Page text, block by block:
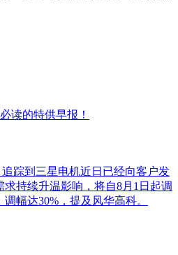
读的特供早报！
追踪到三星电机近日已经向客户发
持续升温影响，将自8月1日起调
幅达30%，提及风华高科。